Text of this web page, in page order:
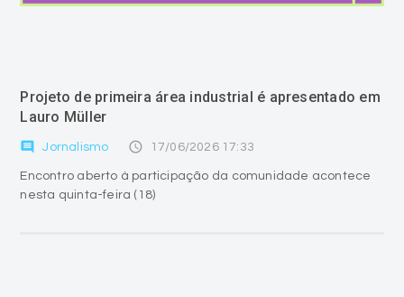
Projeto de primeira área industrial é apresentado em
Lauro Müller
comment Jornalismo access_time 17/06/2026 17:33
Encontro aberto à participação da comunidade acontece
nesta quinta-feira (18)